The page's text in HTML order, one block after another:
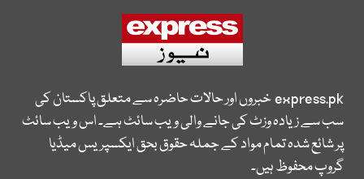
express.pkخبروں اور حالات حاضرہ سے متعلق پاکستان کی
سب سے زیادہ وزٹ کی جانے والی ویب سائٹ ہے۔ اس ویب سائٹ
پر شائع شدہ تمام مواد کے جملہ حقوق بحق ایکسپریس میڈیا
گروپ محفوظ ہیں۔